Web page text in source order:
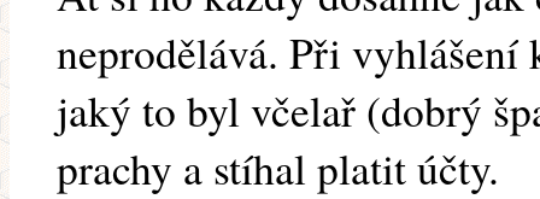
neprodělává. Při vyhlášení
jaký to byl včelař (dobrý
prachy a stíhal platit účty.